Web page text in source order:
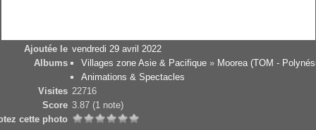
Ajoutée le vendredi 29 avril 2022
Albums
Villages zone Asie & Pacifique» Moorea (TOM -
Animations & Spectacles
Visites 22716
Score 3.87 (1 note)
cette photo